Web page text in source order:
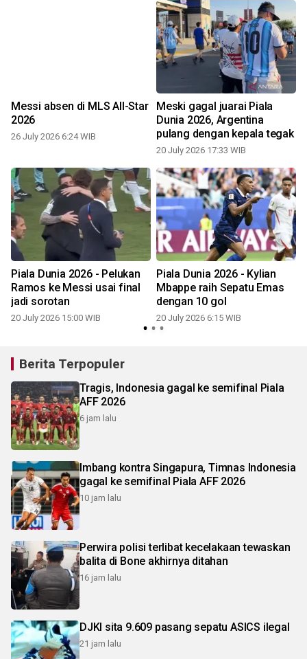
Messi absen di MLS All-Star
2026
26 July 2026 6:24 WIB
Meski gagal juarai Piala
Dunia 2026, Argentina
pulang dengan kepala tegak
20 July 2026 17:33 WIB
Piala Dunia 2026 - Pelukan
Ramos ke Messi usai final
jadi sorotan
20 July 2026 15:00 WIB
Piala Dunia 2026 - Kylian
Mbappe raih Sepatu Emas
dengan 10 gol
20 July 2026 6:15 WIB
Berita Terpopuler
Tragis, Indonesia gagal ke semifinal Piala
AFF 2026
6 jam lalu
Imbang kontra Singapura, Timnas Indonesia
gagal ke semifinal Piala AFF 2026
10 jam lalu
Perwira polisi terlibat kecelakaan tewaskan
balita di Bone akhirnya ditahan
16 jam lalu
DJKI sita 9.609 pasang sepatu ASICS ilegal
21 jam lalu